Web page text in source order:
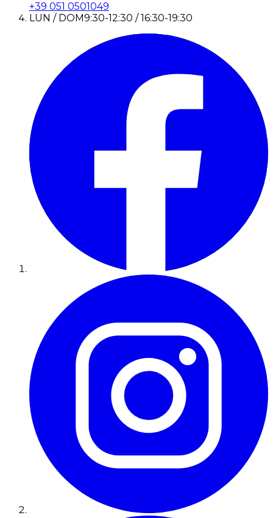
+39 051 0501049
LUN / DOM9:30-12:30 / 16:30-19:30